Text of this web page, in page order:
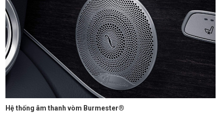
Hệ thống âm thanh vòm Burmester®